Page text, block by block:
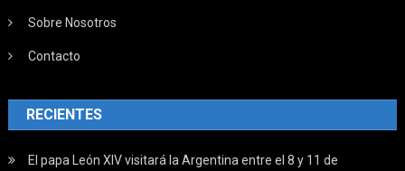
Sobre Nosotros
Contacto
RECIENTES
El papa León XIV visitará la Argentina entre el 8 y 11 de